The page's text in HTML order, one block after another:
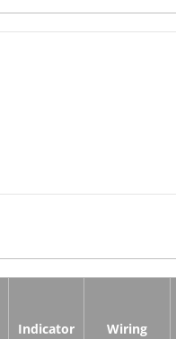
Indicator
Wiring